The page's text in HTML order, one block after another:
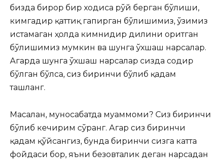
бизда бирор бир ходиса рўй берган бўлиши,
кимгадир қаттиқ гапирган бўлишимиз, ўзимиз
истамаган ҳолда кимнидир дилини оғритган
бўлишимиз мумкин ва шунга ўхшаш нарсалар.
Агарда шунга ўхшаш нарсалар сизда содир
бўлган бўлса, сиз биринчи бўлиб қадам
ташланг.
Масалан, муносабатда муаммоми? Сиз биринчи
бўлиб кечирим сўранг. Агар сиз биринчи
қадам қўйсангиз, бунда биринчи сизга катта
фойдаси бор, яъни безовталик деган нарсадан